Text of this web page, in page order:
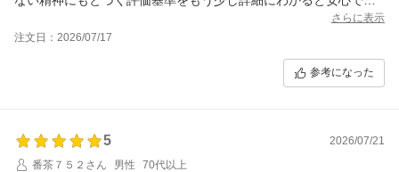
るのだが。どんな保管をしていたのであろうかと興味が湧く。受
け取った本を開いたとき天にほこりとゴミがあり箒で掃く必要が
る。納品書に手に付いたほこりが移ったとおもわれる汚れがあっ
た。おそらくこの納品書をもって本を探して一緒に入れたのであ
でしないと言っているがどうだろうか？送料・管理費が追加され
ているので簡単な吹き付け清掃消毒は期待したいが。
さらに表示
注文日：2026/07/17
参考になった
5
2026/07/21
番茶７５２さん
男性 70代以上